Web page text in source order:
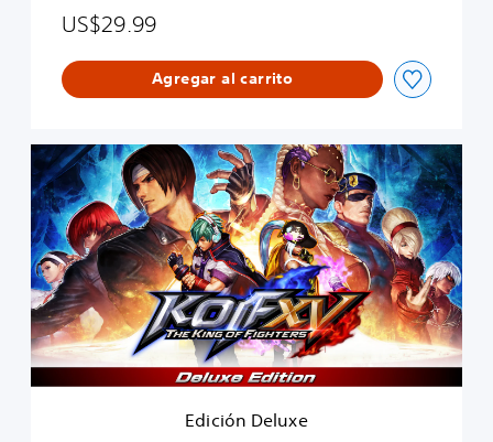
US$29.99
Agregar al carrito
E
d
i
c
i
ó
n
D
e
l
u
x
Edición Deluxe